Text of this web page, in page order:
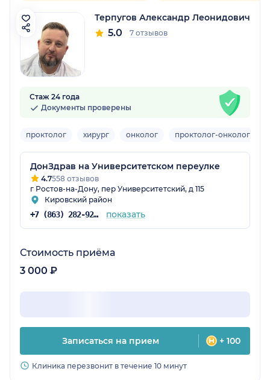
Терпугов Александр Леонидович
5.0 7 отзывов
Стаж 24 года
Документы проверены
проктолог хирург онколог проктолог-онколог
ДонЗдрав на Университетском переулке
4.7558 отзывов
г Ростов-на-Дону, пер Университетский, д 115
Кировский район
+7 (863) 282-92-97 показать
Стоимость приёма
3 000 ₽
Записаться на прием + 100
Клиника перезвонит в течение 10 минут